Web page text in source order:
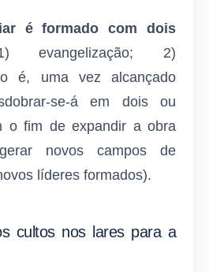
é formado com dois
2)
é, uma vez alcançado
se-á em dois ou
o fim de expandir a obra
novos campos de
líderes formados).
cultos nos lares para a